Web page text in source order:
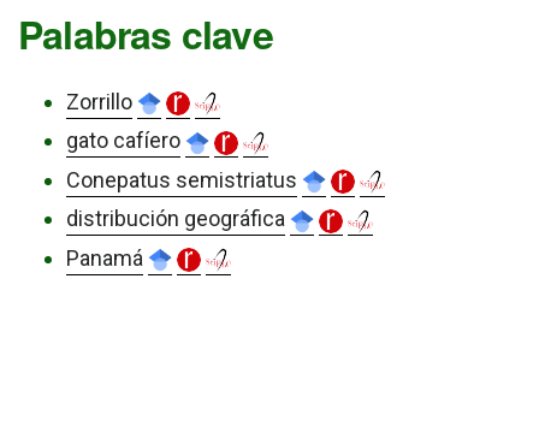
Palabras clave
Zorrillo
gato cafíero
Conepatus semistriatus
distribución geográfica
Panamá